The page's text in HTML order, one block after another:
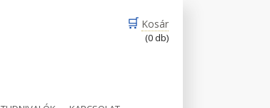
🛒 Kosár
(0 db)